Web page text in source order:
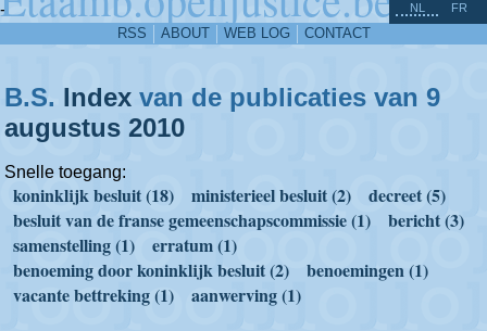
-
RSS ABOUT WEB LOG CONTACT
NL FR
B.S. Index van de publicaties van 9
augustus 2010
Snelle toegang:
koninklijk besluit (18) ministerieel besluit (2)
decreet (5)
besluit van de franse gemeenschapscommissie (1)
bericht (3)
samenstelling (1)
erratum (1)
benoeming door koninklijk besluit (2)
benoemingen (1)
vacante bettreking (1)
aanwerving (1)
^